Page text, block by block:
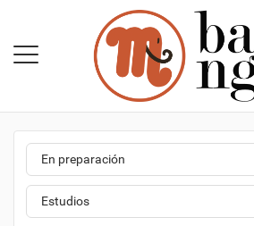
En preparación
Estudios